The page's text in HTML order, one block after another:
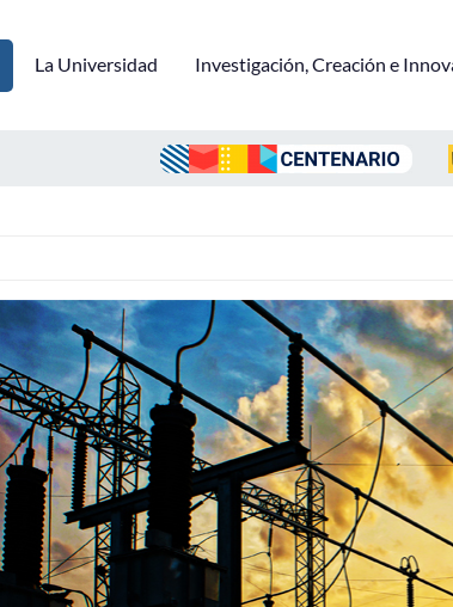
La Universidad Investigación, Creación e